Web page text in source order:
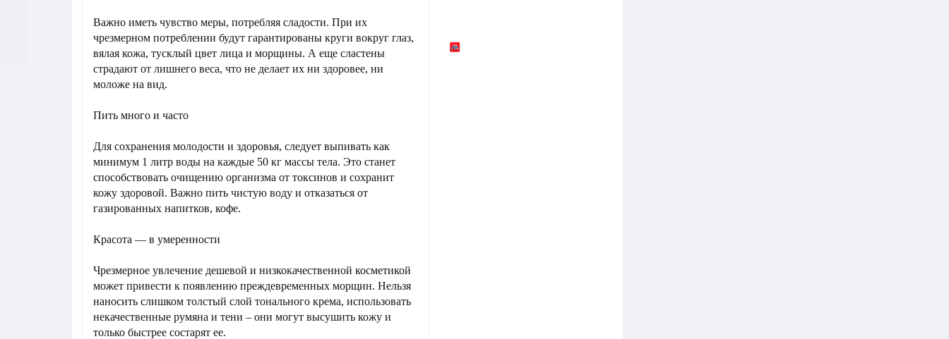
Важно иметь чувство меры, потребляя сладости. При их
чрезмерном потреблении будут гарантированы круги вокруг глаз,
вялая кожа, тусклый цвет лица и морщины. А еще сластены
страдают от лишнего веса, что не делает их ни здоровее, ни
моложе на вид.
Пить много и часто
Для сохранения молодости и здоровья, следует выпивать как
минимум 1 литр воды на каждые 50 кг массы тела. Это станет
способствовать очищению организма от токсинов и сохранит
кожу здоровой. Важно пить чистую воду и отказаться от
газированных напитков, кофе.
Красота — в умеренности
Чрезмерное увлечение дешевой и низкокачественной косметикой
может привести к появлению преждевременных морщин. Нельзя
наносить слишком толстый слой тонального крема, использовать
некачественные румяна и тени – они могут высушить кожу и
только быстрее состарят ее.